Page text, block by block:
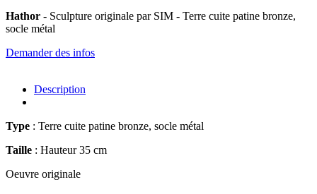
Hathor - Sculpture originale par SIM - Terre cuite patine bronze,
socle métal
Demander des infos
Description
Type : Terre cuite patine bronze, socle métal
Taille : Hauteur 35 cm
Oeuvre originale